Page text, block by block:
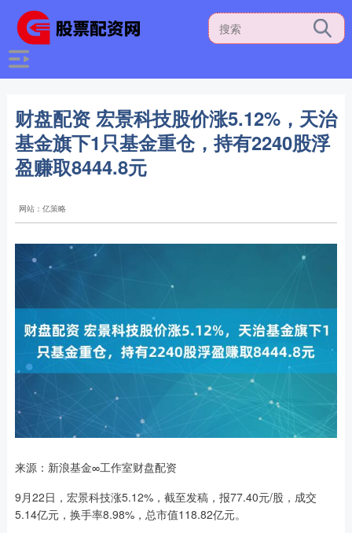
财盘配资 宏景科技股价涨5.12%，天治
基金旗下1只基金重仓，持有2240股浮
盈赚取8444.8元
网站：亿策略
来源：新浪基金∞工作室财盘配资
9月22日，宏景科技涨5.12%，截至发稿，报77.40元/股，成交
5.14亿元，换手率8.98%，总市值118.82亿元。